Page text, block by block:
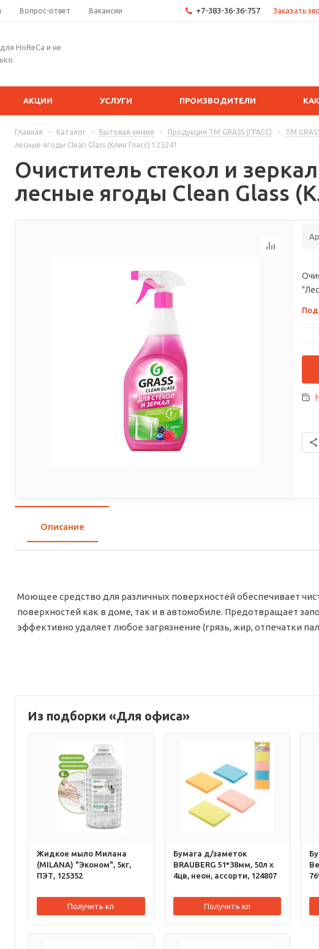
Вопрос-ответ Вакансии +7-383-36-36-757 Заказать
HoReCa и не
АКЦИИ УСЛУГИ ПРОИЗВОДИТЕЛИ
Главная - Каталог - Бытовая химия - Продукция ТМ GRASS (ГРАСС) - ТМ
лесные ягоды Clean Glass (Клин Гласс) 125241
Очиститель стекол и
лесные ягоды Clean Glass
Описание
Моющее средство для различных поверхностей обеспечивает
поверхностей как в доме, так и в автомобиле. Предотвращает
эффективно удаляет любое загрязнение (грязь, жир, отпечатки
Из подборки «Для офиса»
Жидкое мыло Милана
(MILANA) "Эконом", 5кг,
ПЭТ, 125352
Получить кп
Бумага д/заметок
BRAUBERG 51*38мм, 50л х
4цв, неон, ассорти, 124807
Получить кп